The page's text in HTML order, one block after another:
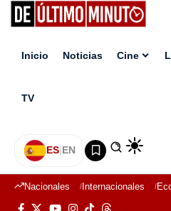
Inicio Noticias Cine
TV
ES|EN
Nacionales Internacionales